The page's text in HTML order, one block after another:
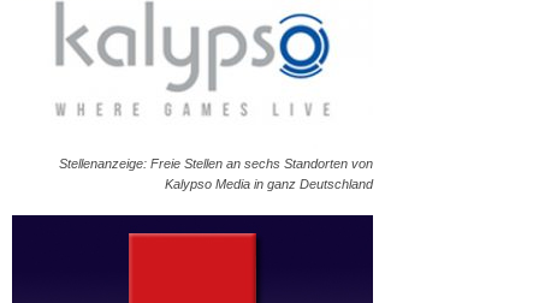
Stellenanzeige: Freie Stellen an sechs Standorten von
Kalypso Media in ganz Deutschland